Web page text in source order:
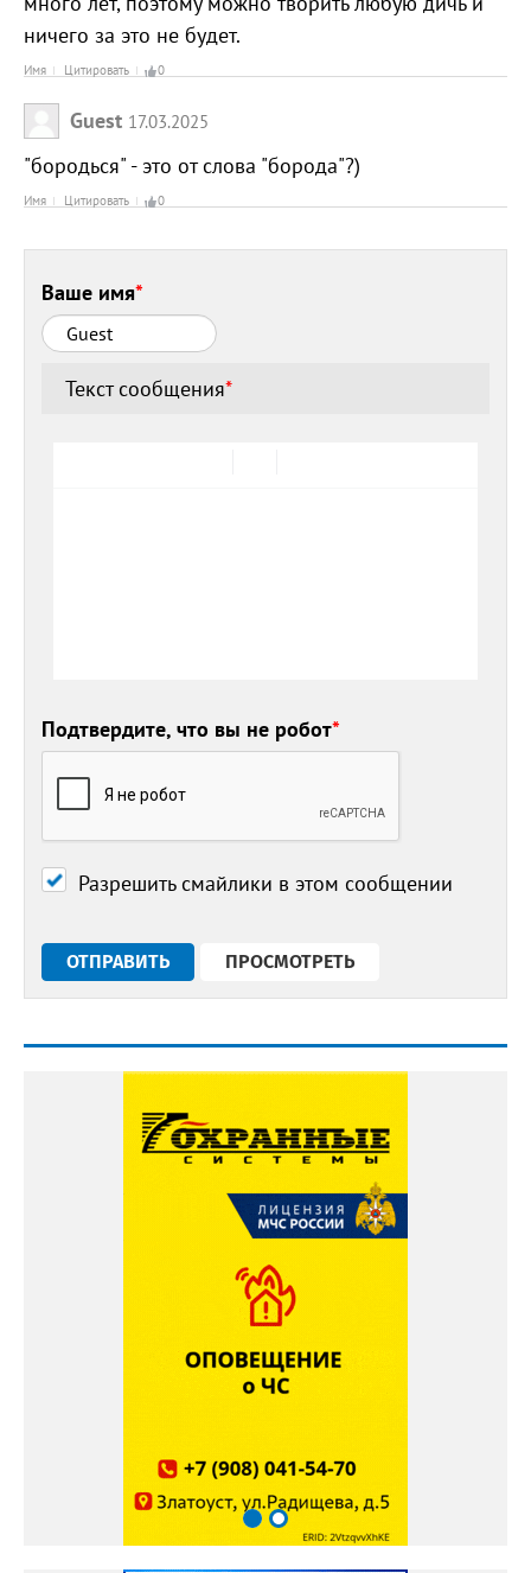
ничего за это не будет.
Имя Цитировать 0
Guest 17.03.2025
"бородься" - это от слова "борода"?)
Имя Цитировать 0
Ваше имя*
Текст сообщения*
Подтвердите, что вы не робот*
Разрешить смайлики в этом сообщении